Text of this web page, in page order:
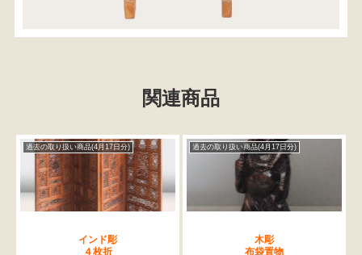
関連商品
過去の取り扱い商品(4月17日分)
インド彫
４枚折
過去の取り扱い商品(4月17日分)
木彫
布袋置物